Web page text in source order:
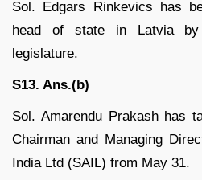
Sol. Edgars Rinkevics has
head of state in Latvia by
legislature.
S13. Ans.(b)
Sol. Amarendu Prakash has
Chairman and Managing
India Ltd (SAIL) from May 31.